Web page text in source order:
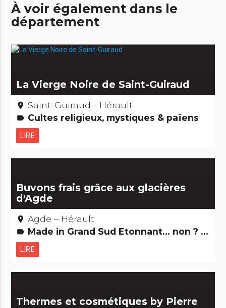
À voir également dans le
département
La Vierge Noire de Saint-Guiraud
place Saint-Guiraud - Hérault
label Cultes religieux, mystiques & païens
LIRE
Buvons frais grâce aux glacières
d'Agde
place Agde – Hérault
label Made in Grand Sud Etonnant... non ? Edifices remarquables
LIRE
Thermes et cosmétiques by Pierre